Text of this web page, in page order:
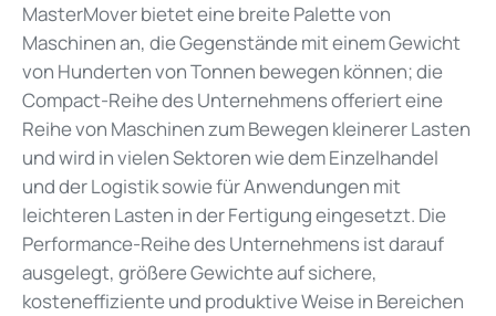
MasterMover bietet eine breite Palette von
Maschinen an, die Gegenstände mit einem Gewicht
von Hunderten von Tonnen bewegen können; die
Compact-Reihe des Unternehmens offeriert eine
Reihe von Maschinen zum Bewegen kleinerer Lasten
und wird in vielen Sektoren wie dem Einzelhandel
und der Logistik sowie für Anwendungen mit
leichteren Lasten in der Fertigung eingesetzt. Die
Performance-Reihe des Unternehmens ist darauf
ausgelegt, größere Gewichte auf sichere,
kosteneffiziente und produktive Weise in Bereichen